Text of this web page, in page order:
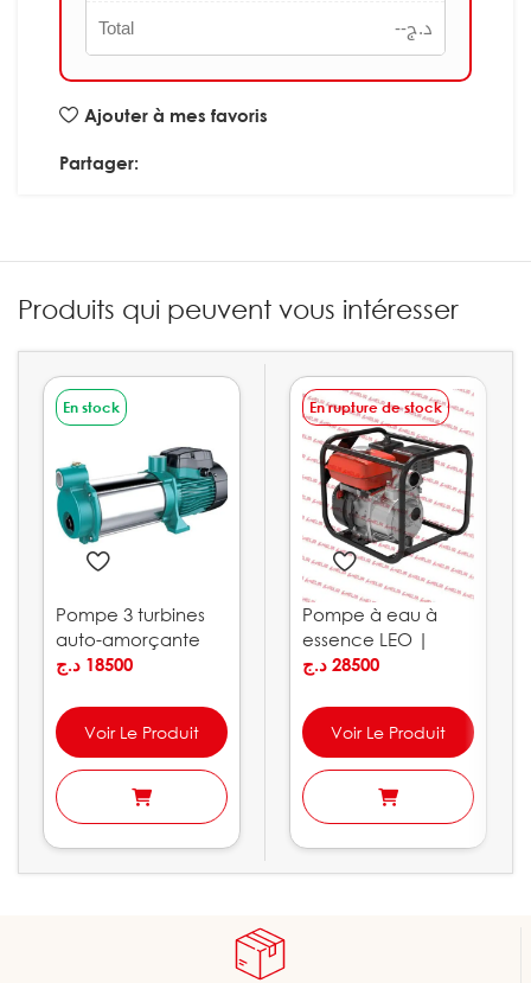
Total --د.ج
Ajouter à mes favoris
Partager:
Produits qui peuvent vous intéresser
En stock
Pompe 3 turbines
auto-amorçante
LEO | ACSm100S
18500 د.ج
Voir Le Produit
En rupture de stock
Pompe à eau à
essence LEO |
LGP1028500 د.ج
Voir Le Produit